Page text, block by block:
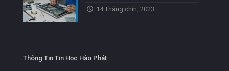
14 Tháng chín, 2023
Thông Tin Tin Học Hào Phát